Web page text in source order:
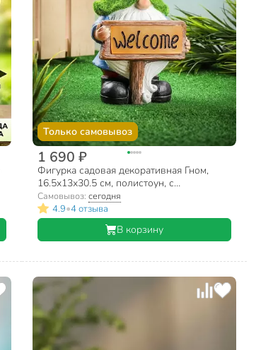
Только самовывоз
1 690 ₽
Фигурка садовая декоративная Гном,
16.5х13х30.5 см, полистоун, с
подсветкой, Y4-8101
Самовывоз:сегодня
4.9•4 отзыва
В корзину